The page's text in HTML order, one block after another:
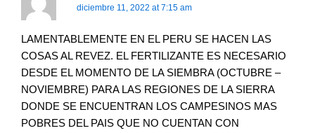
diciembre 11, 2022 at 7:15 am
LAMENTABLEMENTE EN EL PERU SE HACEN LAS
COSAS AL REVEZ. EL FERTILIZANTE ES NECESARIO
DESDE EL MOMENTO DE LA SIEMBRA (OCTUBRE –
NOVIEMBRE) PARA LAS REGIONES DE LA SIERRA
DONDE SE ENCUENTRAN LOS CAMPESINOS MAS
POBRES DEL PAIS QUE NO CUENTAN CON